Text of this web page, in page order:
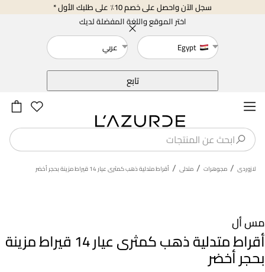
سجل الآن واحصل على خصم 10٪ على طلبك الأول *
اختر الموقع واللغة المفضلة لديك
Egypt
عربي
تابع
لازوردى / مجوهرات / متدلى / أقراط متدلية ذهب كمثرى عيار 14 قيراط مزينة بحجر أخضر
مس أل
أقراط متدلية ذهب كمثرى عيار 14 قيراط مزينة
بحجر أخضر